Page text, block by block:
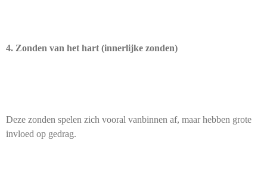
4. Zonden van het hart (innerlijke zonden)
Deze zonden spelen zich vooral vanbinnen af, maar hebben grote
invloed op gedrag.